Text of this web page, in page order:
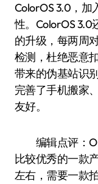
ColorOS 3.0，加
性。ColorOS 3.0
的升级，每两周
检测，杜绝恶意
带来的伪基站识
完善了手机搬家
友好。
编辑点评：
比较优秀的一款
左右，需要一款